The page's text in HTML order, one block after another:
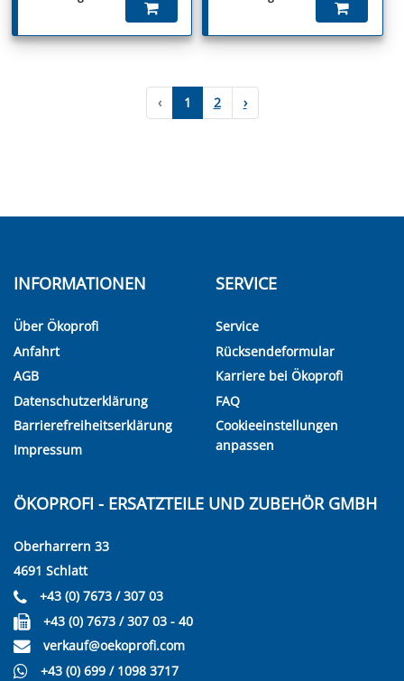
‹ 1 2 ›
INFORMATIONEN
Über Ökoprofi
Anfahrt
AGB
Datenschutzerklärung
Barrierefreiheitserklärung
Impressum
SERVICE
Service
Rücksendeformular
Karriere bei Ökoprofi
FAQ
Cookieeinstellungen
anpassen
ÖKOPROFI - ERSATZTEILE UND ZUBEHÖR GMBH
Oberharrern 33
4691 Schlatt
+43 (0) 7673 / 307 03
+43 (0) 7673 / 307 03 - 40
verkauf@oekoprofi.com
+43 (0) 699 / 1098 3717